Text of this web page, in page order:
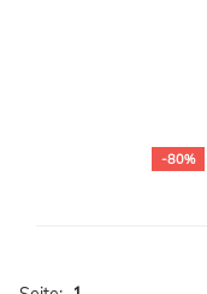
-80%